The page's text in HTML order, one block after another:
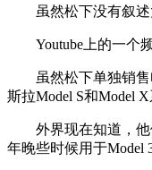
虽然松下没有叙
Youtube上的一个
虽然松下单独销
斯拉Model S和Model
外界现在知道，
年晚些时候用于Model